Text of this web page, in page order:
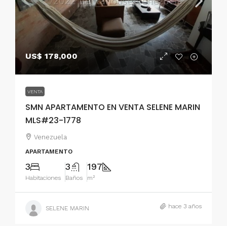
US$ 178,000
VENTA
SMN APARTAMENTO EN VENTA SELENE MARIN
MLS#23-1778
Venezuela
APARTAMENTO
3
Habitaciones
3
Baños
197
m²
SELENE MARIN hace 3 años